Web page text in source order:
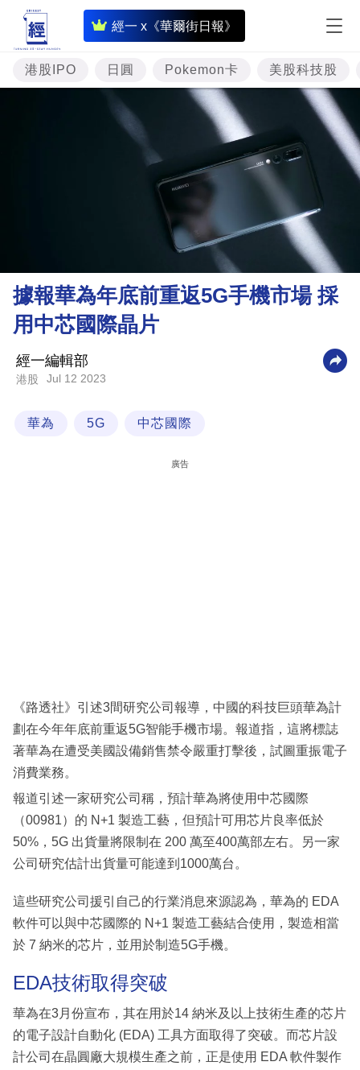
經一 x《華爾街日報》
即
時
財
經
理
財
商
科
區
港股IPO 日圓 Pokemon卡 美股科技股
據報華為年底前重返5G手機市場 採
用中芯國際晶片
經一編輯部
港股 Jul 12 2023
華為 5G 中芯國際
廣告
《路透社》引述3間研究公司報導，中國的科技巨頭華為計
劃在今年年底前重返5G智能手機市場。報道指，這將標誌
著華為在遭受美國設備銷售禁令嚴重打擊後，試圖重振電子
消費業務。
報道引述一家研究公司稱，預計華為將使用中芯國際
（00981）的 N+1 製造工藝，但預計可用芯片良率低於
50%，5G 出貨量將限制在 200 萬至400萬部左右。另一家
公司研究估計出貨量可能達到1000萬台。
這些研究公司援引自己的行業消息來源認為，華為的 EDA
軟件可以與中芯國際的 N+1 製造工藝結合使用，製造相當
於 7 納米的芯片，並用於制造5G手機。
EDA技術取得突破
華為在3月份宣布，其在用於14 納米及以上技術生產的芯片
的電子設計自動化 (EDA) 工具方面取得了突破。而芯片設
計公司在晶圓廠大規模生產之前，正是使用 EDA 軟件製作